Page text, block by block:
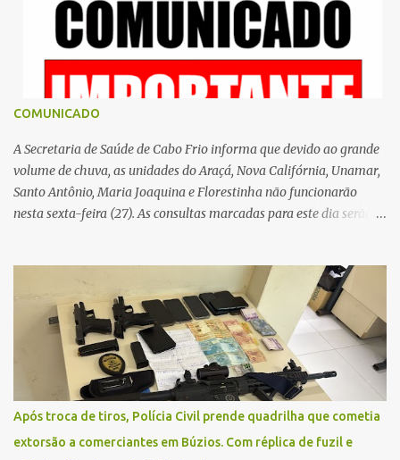
COMUNICADO
A Secretaria de Saúde de Cabo Frio informa que devido ao grande
volume de chuva, as unidades do Araçá, Nova Califórnia, Unamar,
Santo Antônio, Maria Joaquina e Florestinha não funcionarão
nesta sexta-feira (27). As consultas marcadas para este dia serão
Contamos com a compreensão de toda população, pois se trata de
uma situação climática que foge ao controle da administração
pública.
Após troca de tiros, Polícia Civil prende quadrilha que cometia
extorsão a comerciantes em Búzios. Com réplica de fuzil e